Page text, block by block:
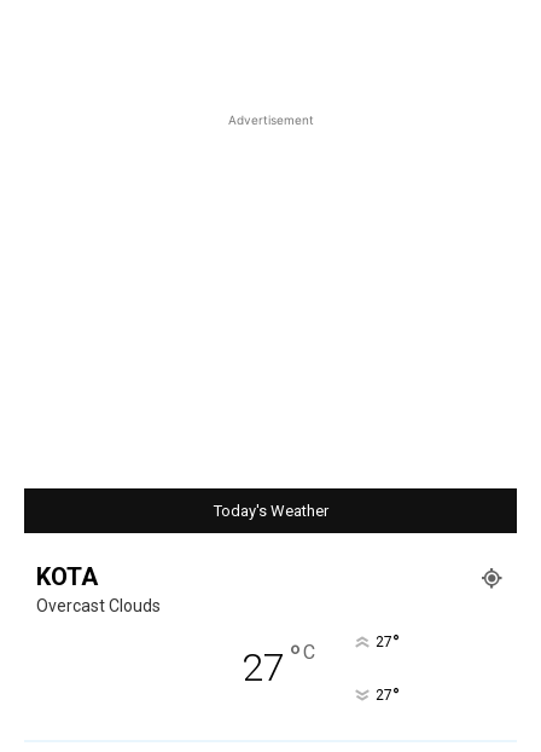
Advertisement
Today's Weather
KOTA
Overcast Clouds
27 °C 27°
27°